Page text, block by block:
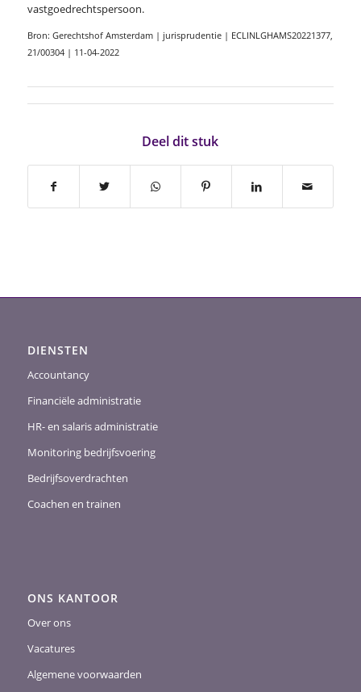
vastgoedrechtspersoon.
Bron: Gerechtshof Amsterdam | jurisprudentie | ECLINLGHAMS20221377,
21/00304 | 11-04-2022
Deel dit stuk
DIENSTEN
Accountancy
Financiële administratie
HR- en salaris administratie
Monitoring bedrijfsvoering
Bedrijfsoverdrachten
Coachen en trainen
ONS KANTOOR
Over ons
Vacatures
Algemene voorwaarden